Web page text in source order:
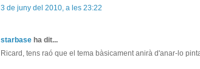
3 de juny del 2010, a les 23:22
starbase ha dit...
Ricard, tens raó que el tema bàsicament anirà d'anar-lo